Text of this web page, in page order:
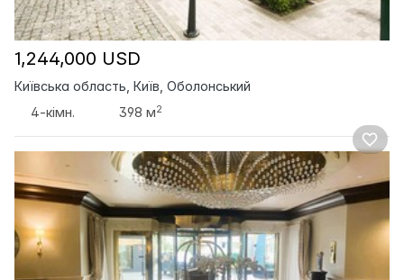
1,244,000 USD
Київська область, Київ, Оболонський
4-кімн.
398 м2